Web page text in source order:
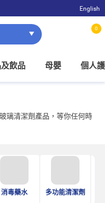
店取。
English
0
飲品 母嬰 個人
璃清潔劑產品，等你任何時
消毒藥水 多功能清潔劑